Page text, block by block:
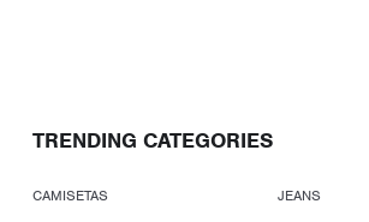
TRENDING CATEGORIES
CAMISETAS
JEANS